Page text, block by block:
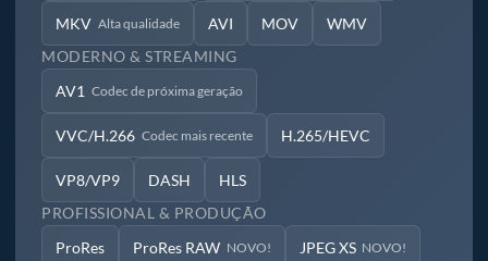
MKV Alta qualidade AVI MOV WMV
MODERNO & STREAMING
AV1 Codec de próxima geração
VVC/H.266 Codec mais recente H.265/HEVC
VP8/VP9 DASH HLS
PROFISSIONAL & PRODUÇÃO
ProRes ProRes RAW NOVO! JPEG XS NOVO!